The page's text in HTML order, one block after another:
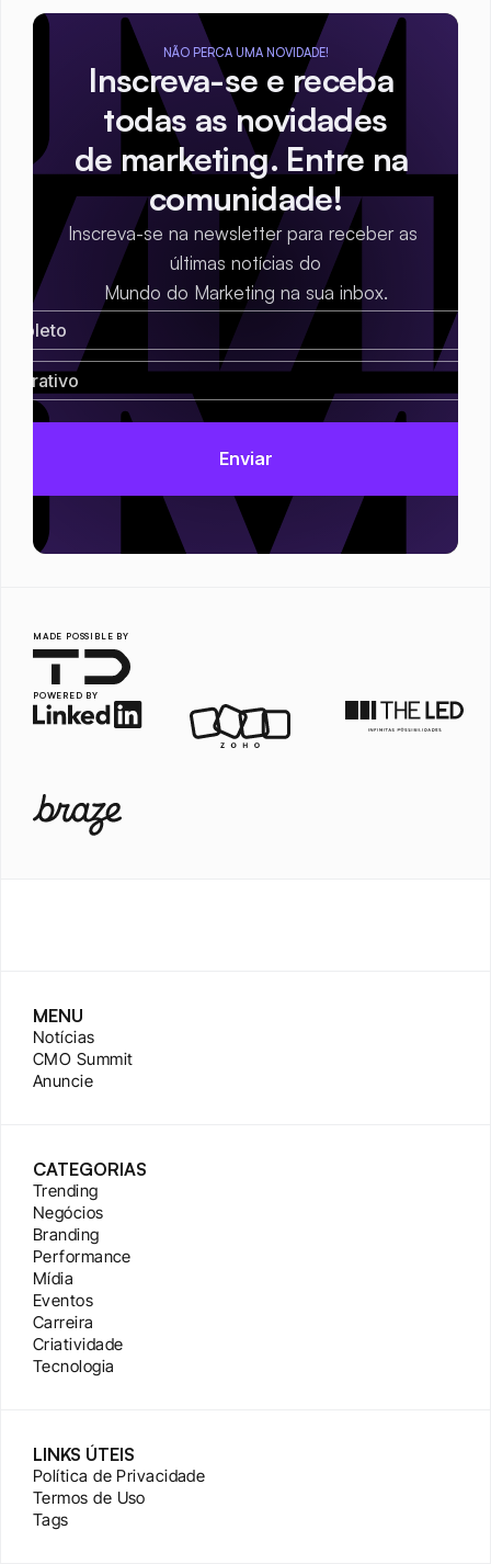
NÃO PERCA UMA NOVIDADE!
Inscreva-se e receba
todas as novidades
de marketing. Entre na
comunidade!
Inscreva-se na newsletter para receber as
últimas notícias do
Mundo do Marketing na sua inbox.
MADE POSSIBLE BY
POWERED BY
MENU
Notícias
CMO Summit
Anuncie
CATEGORIAS
Trending
Negócios
Branding
Performance
Mídia
Eventos
Carreira
Criatividade
Tecnologia
LINKS ÚTEIS
Política de Privacidade
Termos de Uso
Tags